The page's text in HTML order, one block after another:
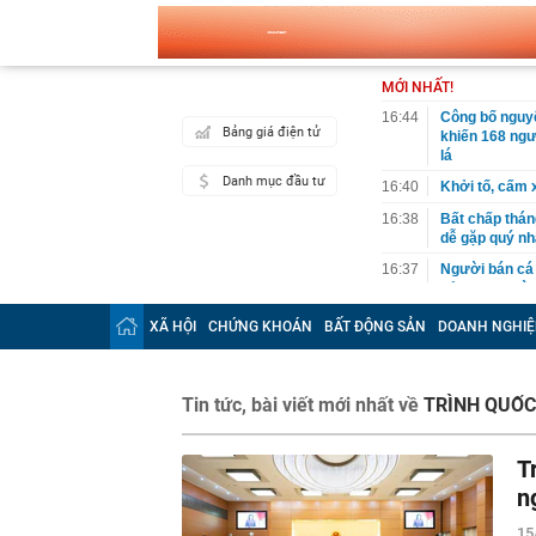
Bảng giá điện tử
Danh mục đầu tư
MỚI NHẤT!
16:44
Công bố
khiến 168
lá
16:40
Khởi tố, cấm
16:38
Bất chấp
dễ gặp quý
16:37
Người bán
16:36
Omoda &
mới
16:29
Cây xương
khi nở hoa ai
16:27
Tỉ phú sáng
đừng làm
XÃ HỘI CHỨNG KHOÁN BẤT ĐỘNG SẢN DOANH
Tin tức, bài viết mới nhất về TRÌNH